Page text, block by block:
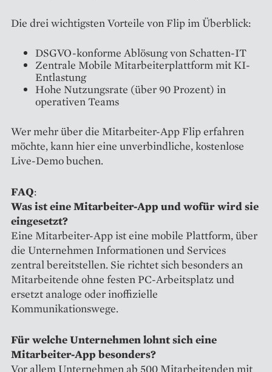
Die drei wichtigsten Vorteile von Flip im Überblick:
DSGVO-konforme Ablösung von Schatten-IT
Zentrale Mobile Mitarbeiterplattform mit KI-
Entlastung
Hohe Nutzungsrate (über 90 Prozent) in
operativen Teams
Wer mehr über die Mitarbeiter-App Flip erfahren
möchte, kann hier eine unverbindliche, kostenlose
Live-Demo buchen.
FAQ:
Was ist eine Mitarbeiter-App und wofür wird sie
eingesetzt?
Eine Mitarbeiter-App ist eine mobile Plattform, über
die Unternehmen Informationen und Services
zentral bereitstellen. Sie richtet sich besonders an
Mitarbeitende ohne festen PC-Arbeitsplatz und
ersetzt analoge oder inoffizielle
Kommunikationswege.
Für welche Unternehmen lohnt sich eine
Mitarbeiter-App besonders?
Vor allem Unternehmen ab 500 Mitarbeitenden mit